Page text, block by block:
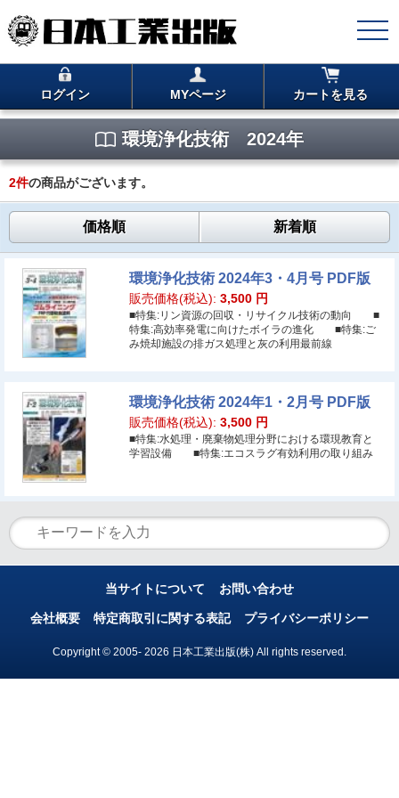
ログイン MYページ カートを見る
環境浄化技術 2024年
2件の商品がございます。
価格順 新着順
環境浄化技術 2024年3・4月号 PDF版
販売価格(税込): 3,500 円
■特集:リン資源の回収・リサイクル技術の動向 ■
特集:高効率発電に向けたボイラの進化 ■特集:ご
み焼却施設の排ガス処理と灰の利用最前線
環境浄化技術 2024年1・2月号 PDF版
販売価格(税込): 3,500 円
■特集:水処理・廃棄物処理分野における環現教育と
学習設備 ■特集:エコスラグ有効利用の取り組み
当サイトについて お問い合わせ
会社概要 特定商取引に関する表記 プライバシーポリシー
Copyright © 2005- 2026 日本工業出版(株) All rights reserved.